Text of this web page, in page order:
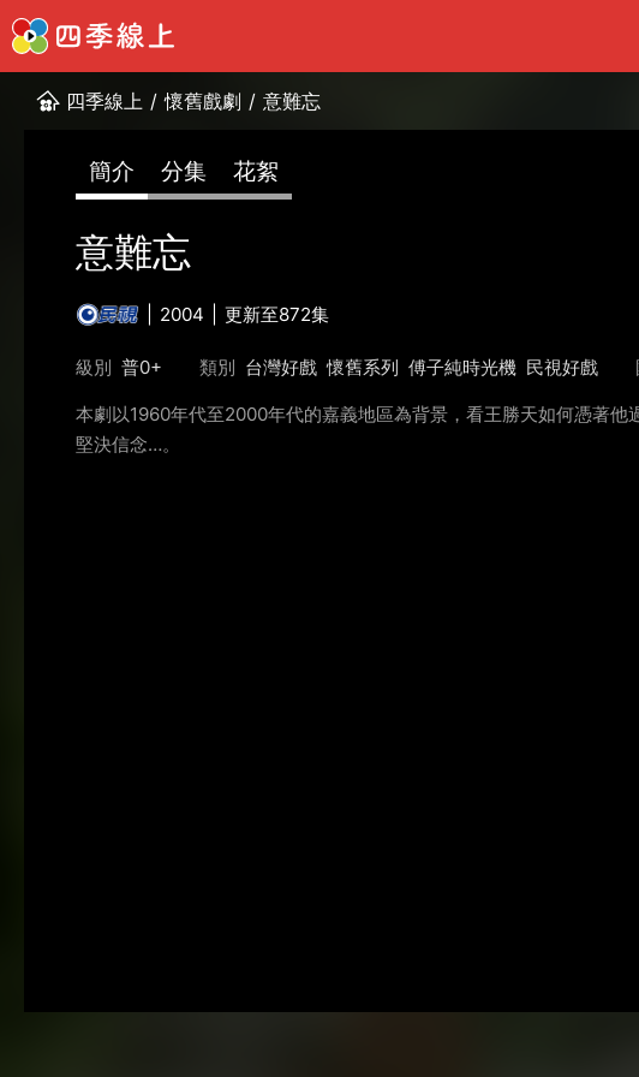
四季線上 / 懷舊戲劇 / 意難忘
簡介 分集 花絮
意難忘
2004 更新至872集
級別 普0+ 類別 台灣好戲 懷舊系列 傅子純時光機 民視好戲
本劇以1960年代至2000年代的嘉義地區為背景，看王勝天如何憑著
堅決信念…。